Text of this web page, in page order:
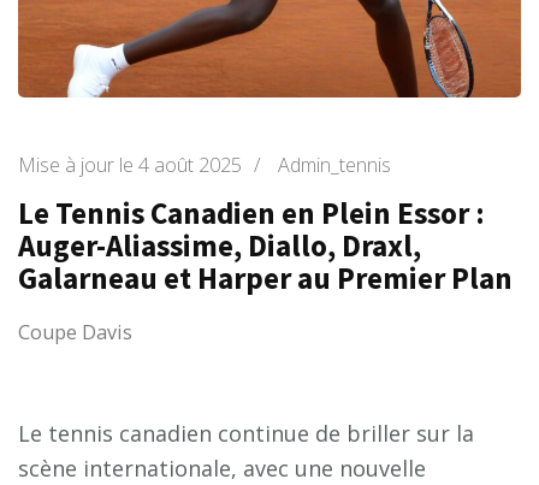
Mise à jour le 4 août 2025 / Admin_tennis
Le Tennis Canadien en Plein Essor :
Auger-Aliassime, Diallo, Draxl,
Galarneau et Harper au Premier Plan
Coupe Davis
Le tennis canadien continue de briller sur la
scène internationale, avec une nouvelle